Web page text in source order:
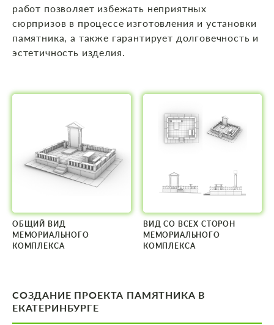
работ позволяет избежать неприятных
сюрпризов в процессе изготовления и установки
памятника, а также гарантирует долговечность и
эстетичность изделия.
ОБЩИЙ ВИД
МЕМОРИАЛЬНОГО
КОМПЛЕКСА
ВИД СО ВСЕХ СТОРОН
МЕМОРИАЛЬНОГО
КОМПЛЕКСА
СОЗДАНИЕ ПРОЕКТА ПАМЯТНИКА В
ЕКАТЕРИНБУРГЕ